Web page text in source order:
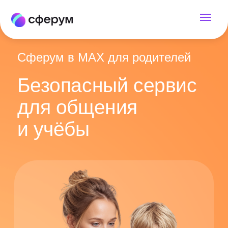
Сферум в MAX для родителей
Безопасный сервис
для общения
и учёбы